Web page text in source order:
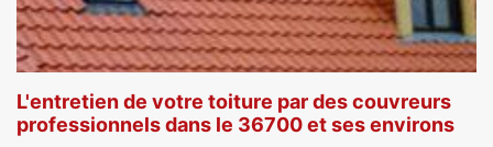
L'entretien de votre toiture par des couvreurs
professionnels dans le 36700 et ses environs